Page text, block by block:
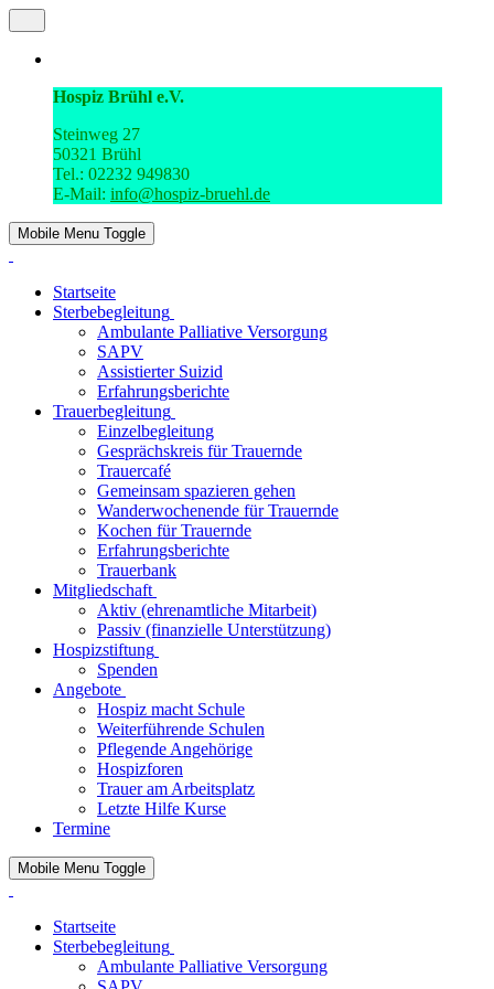
Hospiz Brühl e.V.
Steinweg 27
50321 Brühl
Tel.: 02232 949830
E-Mail: info@hospiz-bruehl.de
Mobile Menu Toggle
Startseite
Sterbebegleitung
Ambulante Palliative Versorgung
SAPV
Assistierter Suizid
Erfahrungsberichte
Trauerbegleitung
Einzelbegleitung
Gesprächskreis für Trauernde
Trauercafé
Gemeinsam spazieren gehen
Wanderwochenende für Trauernde
Kochen für Trauernde
Erfahrungsberichte
Trauerbank
Mitgliedschaft
Aktiv (ehrenamtliche Mitarbeit)
Passiv (finanzielle Unterstützung)
Hospizstiftung
Spenden
Angebote
Hospiz macht Schule
Weiterführende Schulen
Pflegende Angehörige
Hospizforen
Trauer am Arbeitsplatz
Letzte Hilfe Kurse
Termine
Mobile Menu Toggle
Startseite
Sterbebegleitung
Ambulante Palliative Versorgung